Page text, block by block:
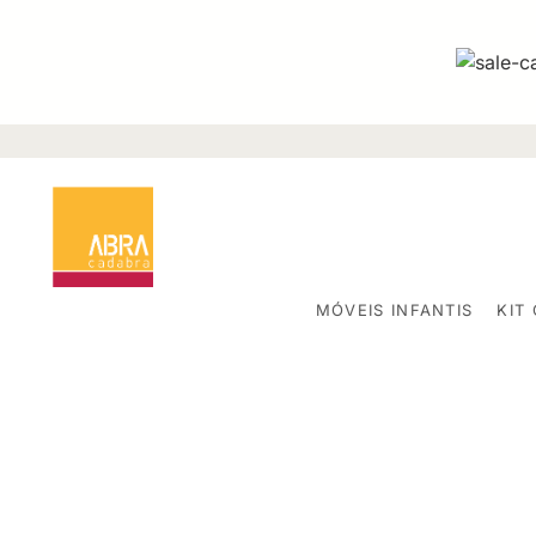
MÓVEIS INFANTIS KIT